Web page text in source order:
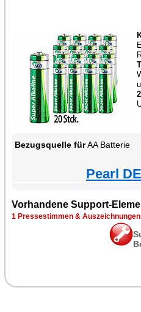
Bezugsquelle fürAA Batterie
Pearl
Vorhandene Support-
1 Pressestimmen & Auszeichnungen